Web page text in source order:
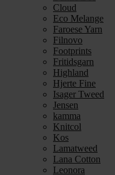
Cloud
Eco Melange
Faroese Yarn
Filnovo
Footprints
Fritidsgarn
Highland
Hjerte Fine
Isager Tweed
Jensen
kamma
Knitcol
Kos
Lamatweed
Lana Cotton
Leonora